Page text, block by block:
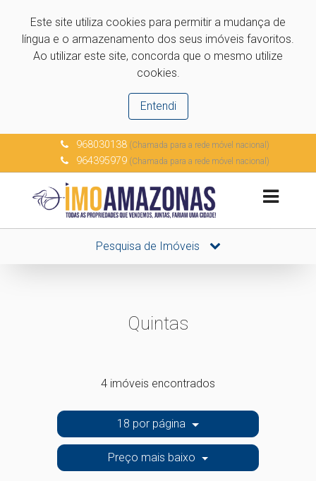
Este site utiliza cookies para permitir a mudança de
língua e o armazenamento dos seus imóveis favoritos.
Ao utilizar este site, concorda que o mesmo utilize
cookies.
Entendi
968030138 (Chamada para a rede móvel nacional)
964395979 (Chamada para a rede móvel nacional)
Pesquisa de Imóveis
Quintas
4 imóveis encontrados
18 por página
Preço mais baixo